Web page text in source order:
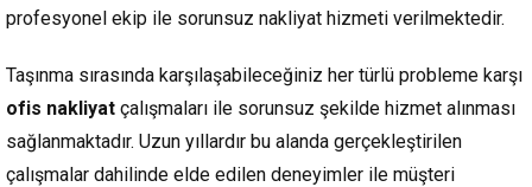
profesyonel ekip ile sorunsuz nakliyat hizmeti verilmektedir.
Taşınma sırasında karşılaşabileceğiniz her türlü probleme karşı
ofis nakliyat çalışmaları ile sorunsuz şekilde hizmet alınması
sağlanmaktadır. Uzun yıllardır bu alanda gerçekleştirilen
çalışmalar dahilinde elde edilen deneyimler ile müşteri